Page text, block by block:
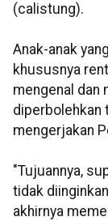
(calistung).
Anak-anak
khususnya
mengenal dan
diperbolehkan
mengerjakan
"Tujuannya,
tidak
akhirnya